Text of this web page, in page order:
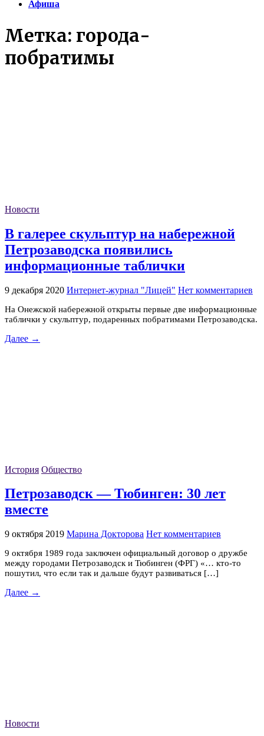
Афиша
Метка: города-
побратимы
Новости
В галерее скульптур на набережной
Петрозаводска появились
информационные таблички
9 декабря 2020 Интернет-журнал "Лицей" Нет комментариев
На Онежской набережной открыты первые две информационные
таблички у скульптур, подаренных побратимами Петрозаводска.
Далее →
История Общество
Петрозаводск — Тюбинген: 30 лет
вместе
9 октября 2019 Марина Докторова Нет комментариев
9 октября 1989 года заключен официальный договор о дружбе
между городами Петрозаводск и Тюбинген (ФРГ) «… кто-то
пошутил, что если так и дальше будут развиваться […]
Далее →
Новости